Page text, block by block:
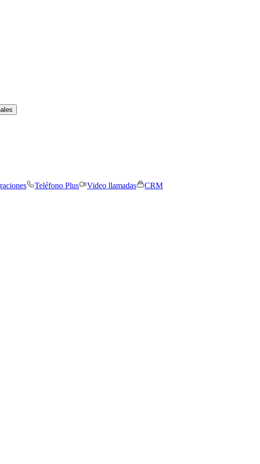
Teléfono Plus Video llamadas
CRM